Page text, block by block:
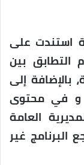
فإن الوزارة استندت على
التطابق بين
بالإضافة إلى
و في محتوى
العامة
البرنامج غير